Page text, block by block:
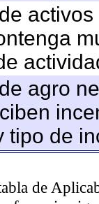
agro
tipo de
de